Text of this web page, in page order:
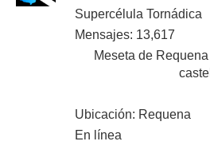
Supercélula Tornádica
Mensajes: 13,617
Meseta de
Ubicación: Requena
En línea